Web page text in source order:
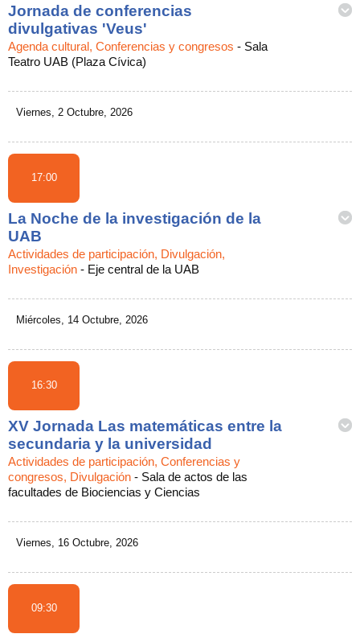
Jornada de conferencias
divulgativas 'Veus'
Agenda cultural, Conferencias y congresos - Sala
Teatro UAB (Plaza Cívica)
Viernes, 2 Octubre, 2026
17:00
La Noche de la investigación de la
UAB
Actividades de participación, Divulgación,
Investigación - Eje central de la UAB
Miércoles, 14 Octubre, 2026
16:30
XV Jornada Las matemáticas entre la
secundaria y la universidad
Actividades de participación, Conferencias y
congresos, Divulgación - Sala de actos de las
facultades de Biociencias y Ciencias
Viernes, 16 Octubre, 2026
09:30